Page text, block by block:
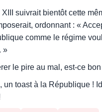
XIII suivrait bientôt cette
ordonnant : «
comme le régime
»
le pire au mal, est-ce
un toast à la République !